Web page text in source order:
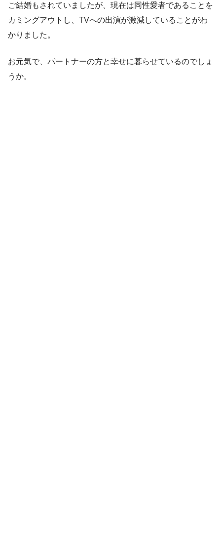
ご結婚もされていましたが、現在は同性愛者であることを
カミングアウトし、TVへの出演が激減していることがわ
かりました。
お元気で、パートナーの方と幸せに暮らせているのでしょ
うか。